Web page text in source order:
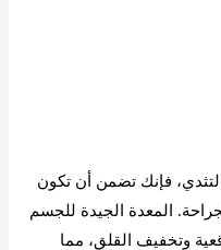
فإنك تضمن أن تكون
المعدة الجيدة للجسم
وتخفيف القلق، مما